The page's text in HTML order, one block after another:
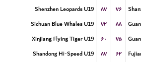
Shenzhen Leopards U19
۸۷ ۷۶
Sichuan Blue Whales U19
۷۲ ۸۸
Xinjiang Flying Tiger U19
۶۰ ۷۵
Shandong Hi-Speed U19
۸۷ ۶۲